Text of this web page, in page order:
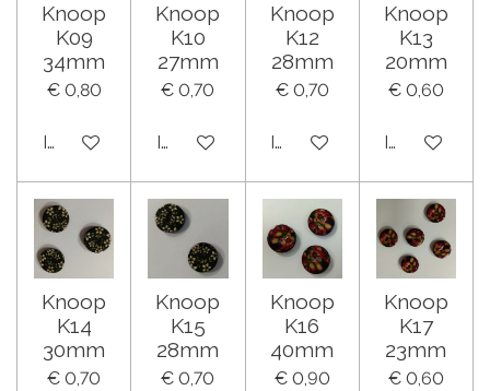
Knoop
K09
34mm
€ 0,80
In winkelwagen
Knoop
K10
27mm
€ 0,70
In winkelwagen
Knoop
K12
28mm
€ 0,70
In winkelwagen
Knoop
K13
20mm
€ 0,60
In
Knoop
K14
30mm
€ 0,70
Knoop
K15
28mm
€ 0,70
Knoop
K16
40mm
€ 0,90
Knoop
K17
23mm
€ 0,60